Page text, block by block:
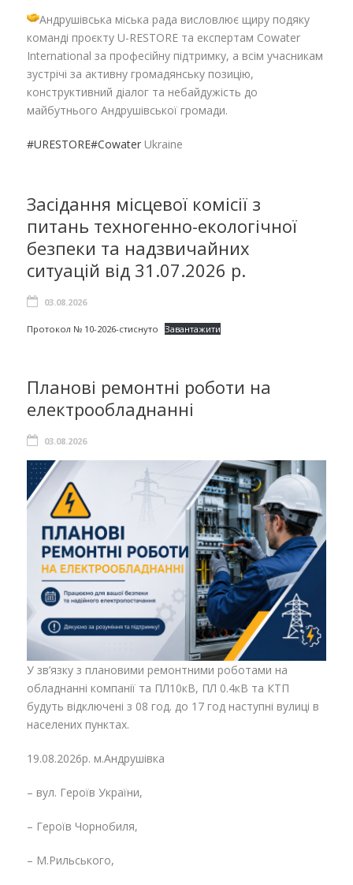
Андрушівська міська рада висловлює щиру подяку
команді проєкту U-RESTORE та експертам Cowater
International за професійну підтримку, а всім учасникам
зустрічі за активну громадянську позицію,
конструктивний діалог та небайдужість до
майбутнього Андрушівської громади.
#URESTORE#Cowater Ukraine
Засідання місцевої комісії з
питань техногенно-екологічної
безпеки та надзвичайних
ситуацій від 31.07.2026 р.
03.08.2026
Протокол № 10-2026-стиснуто Завантажити
Планові ремонтні роботи на
електрообладнанні
03.08.2026
У зв’язку з плановими ремонтними роботами на
обладнанні компанії та ПЛ10кВ, ПЛ 0.4кВ та КТП
будуть відключені з 08 год. до 17 год наступні вулиці в
населених пунктах.
19.08.2026р. м.Андрушівка
– вул. Героїв України,
– Героїв Чорнобиля,
– М.Рильського,